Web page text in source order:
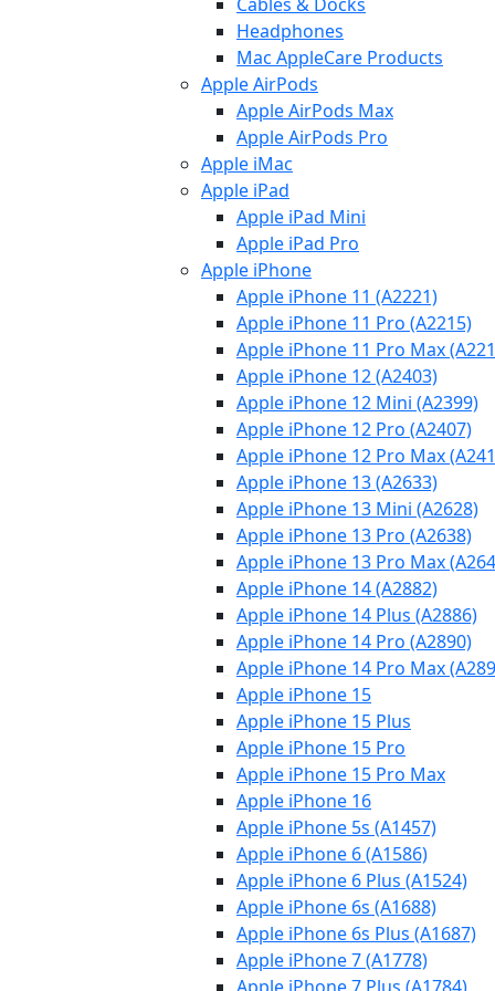
Headphones
Mac AppleCare Products
Apple AirPods
Apple AirPods Max
Apple AirPods Pro
Apple iMac
Apple iPad
Apple iPad Mini
Apple iPad Pro
Apple iPhone
Apple iPhone 11 (A2221)
Apple iPhone 11 Pro (A2215)
Apple iPhone 11 Pro Max
Apple iPhone 12 (A2403)
Apple iPhone 12 Mini (A2399)
Apple iPhone 12 Pro (A2407)
Apple iPhone 12 Pro Max
Apple iPhone 13 (A2633)
Apple iPhone 13 Mini (A2628)
Apple iPhone 13 Pro (A2638)
Apple iPhone 13 Pro Max
Apple iPhone 14 (A2882)
Apple iPhone 14 Plus (A2886)
Apple iPhone 14 Pro (A2890)
Apple iPhone 14 Pro Max
Apple iPhone 15
Apple iPhone 15 Plus
Apple iPhone 15 Pro
Apple iPhone 15 Pro Max
Apple iPhone 16
Apple iPhone 5s (A1457)
Apple iPhone 6 (A1586)
Apple iPhone 6 Plus (A1524)
Apple iPhone 6s (A1688)
Apple iPhone 6s Plus (A1687)
Apple iPhone 7 (A1778)